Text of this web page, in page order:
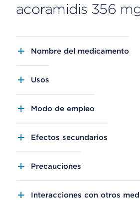
acoramidis 356
Nombre del medicamento
Usos
Modo de empleo
Efectos secundarios
Precauciones
Interacciones con otros